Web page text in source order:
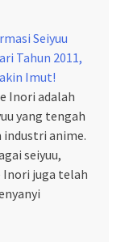
Seiyuu
Tahun 2011,
Imut!
Inori adalah
yang tengah
anime.
seiyuu,
Inori juga telah